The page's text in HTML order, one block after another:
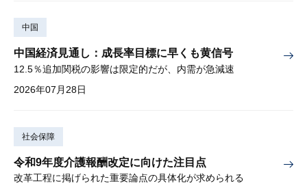
中国
中国経済見通し：成長率目標に早くも黄信号
12.5％追加関税の影響は限定的だが、内需が急減速
2026年07月28日
社会保障
令和9年度介護報酬改定に向けた注目点
改革工程に掲げられた重要論点の具体化が求められる